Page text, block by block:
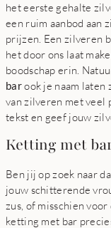
het eerste gehalte
een ruim aanbod aan
prijzen. Een zilveren
het door ons laat
boodschap erin.
barook je naam laten
van zilveren met veel
tekst en geef jouw
Ketting met
Ben jij op zoek naar
jouw schitterende
zus, of misschien
ketting met bar